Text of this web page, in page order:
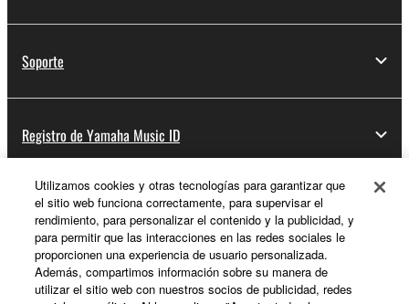
Soporte
Registro de Yamaha Music ID
Acerca de Yamaha
España - Spanish
Utilizamos cookies y otras tecnologías para garantizar que
el sitio web funciona correctamente, para supervisar el
rendimiento, para personalizar el contenido y la publicidad, y
para permitir que las interacciones en las redes sociales le
proporcionen una experiencia de usuario personalizada.
Además, compartimos información sobre su manera de
utilizar el sitio web con nuestros socios de publicidad, redes